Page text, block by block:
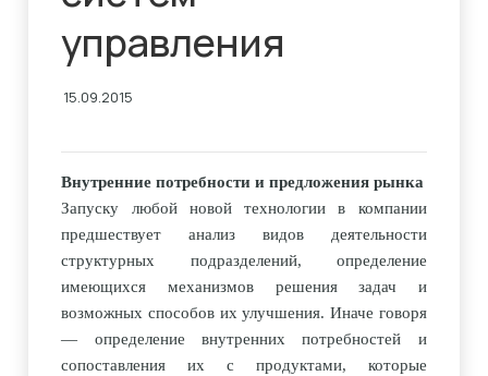
управления
15.09.2015
Внутренние потребности и предложения рынка
Запуску любой новой технологии в компании
предшествует анализ видов деятельности
структурных подразделений, определение
имеющихся механизмов решения задач и
возможных способов их улучшения. Иначе говоря
— определение внутренних потребностей и
сопоставления их с продуктами, которые